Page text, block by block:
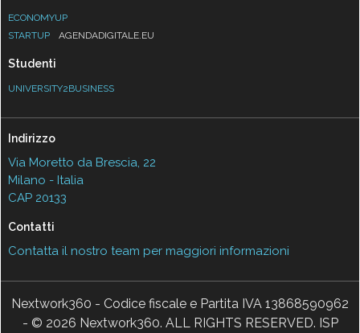
ECONOMYUP
STARTUP
AGENDADIGITALE.EU
Studenti
UNIVERSITY2BUSINESS
Indirizzo
Via Moretto da Brescia, 22
Milano - Italia
CAP 20133
Contatti
Contatta il nostro team per maggiori informazioni
Nextwork360 - Codice fiscale e Partita IVA 13868590962
- © 2026 Nextwork360. ALL RIGHTS RESERVED. ISP